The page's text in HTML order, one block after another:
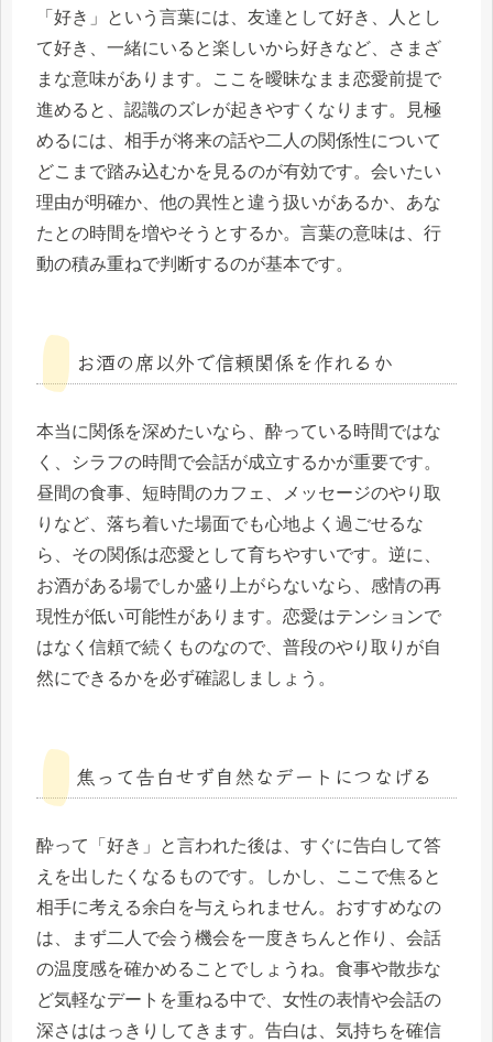
「好き」という言葉には、友達として好き、人とし
て好き、一緒にいると楽しいから好きなど、さまざ
まな意味があります。ここを曖昧なまま恋愛前提で
進めると、認識のズレが起きやすくなります。見極
めるには、相手が将来の話や二人の関係性について
どこまで踏み込むかを見るのが有効です。会いたい
理由が明確か、他の異性と違う扱いがあるか、あな
たとの時間を増やそうとするか。言葉の意味は、行
動の積み重ねで判断するのが基本です。
お酒の席以外で信頼関係を作れるか
本当に関係を深めたいなら、酔っている時間ではな
く、シラフの時間で会話が成立するかが重要です。
昼間の食事、短時間のカフェ、メッセージのやり取
りなど、落ち着いた場面でも心地よく過ごせるな
ら、その関係は恋愛として育ちやすいです。逆に、
お酒がある場でしか盛り上がらないなら、感情の再
現性が低い可能性があります。恋愛はテンションで
はなく信頼で続くものなので、普段のやり取りが自
然にできるかを必ず確認しましょう。
焦って告白せず自然なデートにつなげる
酔って「好き」と言われた後は、すぐに告白して答
えを出したくなるものです。しかし、ここで焦ると
相手に考える余白を与えられません。おすすめなの
は、まず二人で会う機会を一度きちんと作り、会話
の温度感を確かめることでしょうね。食事や散歩な
ど気軽なデートを重ねる中で、女性の表情や会話の
深さははっきりしてきます。告白は、気持ちを確信